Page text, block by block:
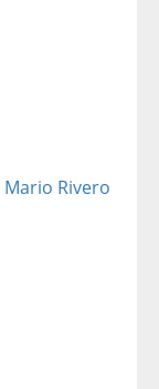
Mario Rivero